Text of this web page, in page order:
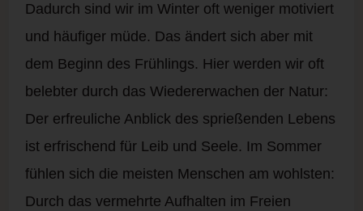
Dadurch sind wir im Winter oft weniger motiviert
und häufiger müde. Das ändert sich aber mit
dem Beginn des Frühlings. Hier werden wir oft
belebter durch das Wiedererwachen der Natur:
Der erfreuliche Anblick des sprießenden Lebens
ist erfrischend für Leib und Seele. Im Sommer
fühlen sich die meisten Menschen am wohlsten:
Durch das vermehrte Aufhalten im Freien